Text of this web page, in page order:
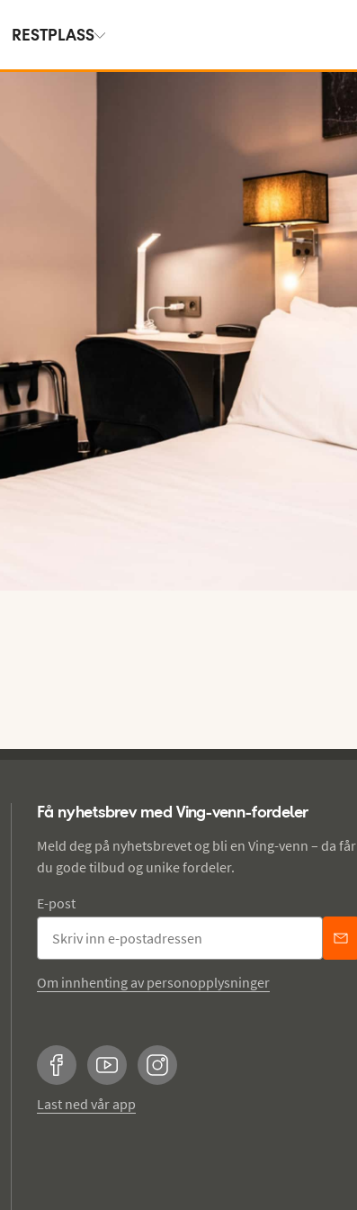
RESTPLASS
Få nyhetsbrev med Ving-venn-fordeler
Meld deg på nyhetsbrevet og bli en Ving-venn – da får
du gode tilbud og unike fordeler.
E-post
Om innhenting av personopplysninger
FacebookYouTubeInstagram
Last ned vår app